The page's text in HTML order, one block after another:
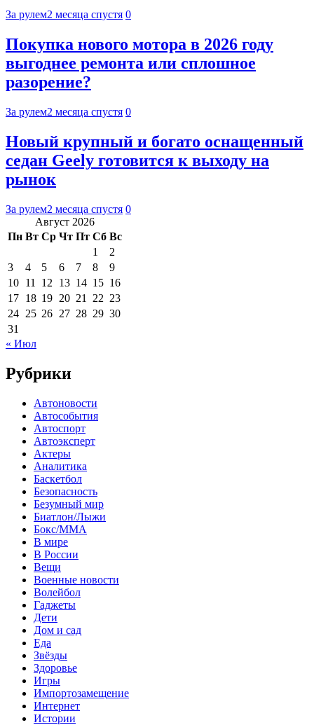
За рулем2 месяца спустя 0
Покупка нового мотора в 2026 году
выгоднее ремонта или сплошное
разорение?
За рулем2 месяца спустя 0
Новый крупный и богато оснащенный
седан Geely готовится к выходу на
рынок
За рулем2 месяца спустя 0
Август 2026
Пн Вт Ср Чт Пт Сб Вс
1
2
3
4 5 6 7 8
9
10 11 12 13 14 15 16
17 18 19 20 21 22 23
24 25 26 27 28 29 30
31
« Июл
Рубрики
Автоновости
Автособытия
Автоспорт
Автоэксперт
Актеры
Аналитика
Баскетбол
Безопасность
Безумный мир
Биатлон/Лыжи
Бокс/MMA
В мире
В России
Вещи
Военные новости
Волейбол
Гаджеты
Дети
Дом и сад
Еда
Звёзды
Здоровье
Игры
Импортозамещение
Интернет
Истории